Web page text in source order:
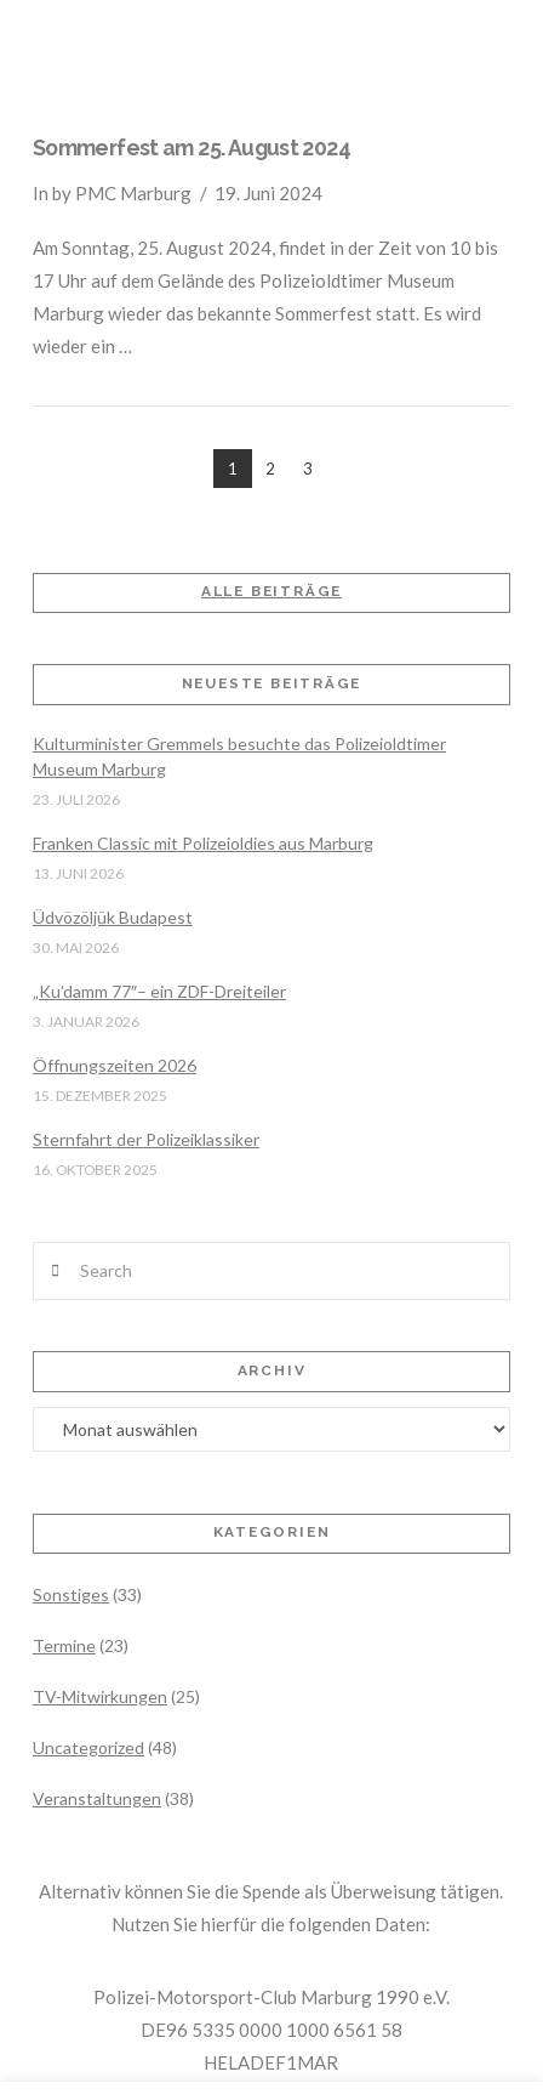
Sommerfest am 25. August 2024
In by PMC Marburg 19. Juni 2024
Am Sonntag, 25. August 2024, findet in der Zeit von 10 bis
17 Uhr auf dem Gelände des Polizeioldtimer Museum
Marburg wieder das bekannte Sommerfest statt. Es wird
wieder ein …
1 2 3
ALLE BEITRÄGE
NEUESTE BEITRÄGE
Kulturminister Gremmels besuchte das Polizeioldtimer
Museum Marburg
23. JULI 2026
Franken Classic mit Polizeioldies aus Marburg
13. JUNI 2026
Üdvözöljük Budapest
30. MAI 2026
„Ku’damm 77″– ein ZDF-Dreiteiler
3. JANUAR 2026
Öffnungszeiten 2026
15. DEZEMBER 2025
Sternfahrt der Polizeiklassiker
16. OKTOBER 2025
ARCHIV
Archiv
KATEGORIEN
Sonstiges (33)
Termine(23)
TV-Mitwirkungen (25)
Uncategorized (48)
Veranstaltungen (38)
Alternativ können Sie die Spende als Überweisung tätigen.
Nutzen Sie hierfür die folgenden Daten:
Polizei-Motorsport-Club Marburg 1990 e.V.
DE96 5335 0000 1000 6561 58
HELADEF1MAR